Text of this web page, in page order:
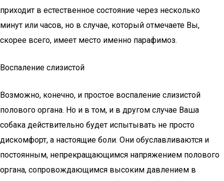
приходит в естественное состояние через несколько
минут или часов, но в случае, который отмечаете Вы,
скорее всего, имеет место именно парафимоз.
Воспаление слизистой
Возможно, конечно, и простое воспаление слизистой
полового органа. Но и в том, и в другом случае Ваша
собака действительно будет испытывать не просто
дискомфорт, а настоящие боли. Они обуславливаются и
постоянным, непрекращающимся напряжением полового
органа, сопровождающимся высоким давлением в